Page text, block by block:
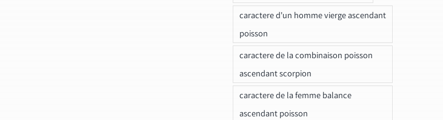
caractere d'un homme vierge ascendant
poisson
caractere de la combinaison poisson
ascendant scorpion
caractere de la femme balance
ascendant poisson